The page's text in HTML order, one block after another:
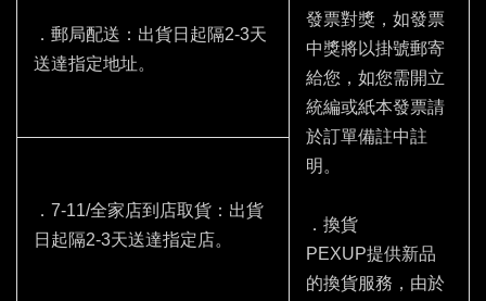
發票對獎，如發票
中獎將以掛號郵寄
給您，如您需開立
統編或紙本發票請
於訂單備註中註
明。
．換貨
PEXUP提供新品
的換貨服務，由於
．郵局配送：出貨日起隔2-3天
送達指定地址。
．7-11/全家店到店取貨：出貨
日起隔2-3天送達指定店。